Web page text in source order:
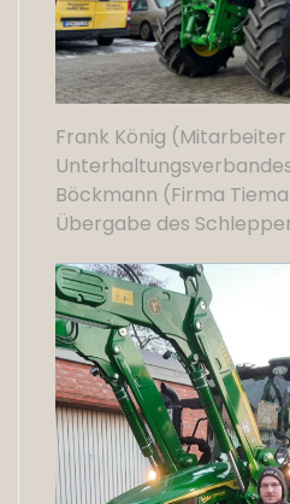
Frank König (Mitarbeiter
Böckmann (Firma
Übergabe des